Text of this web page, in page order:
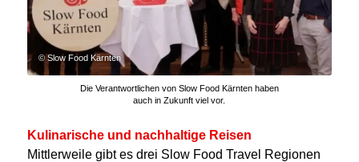
© Slow Food Kärnten
Die Verantwortlichen von Slow Food Kärnten haben
auch in Zukunft viel vor.
Kulinarische und nachhaltige Reisen
Mittlerweile gibt es drei Slow Food Travel Regionen